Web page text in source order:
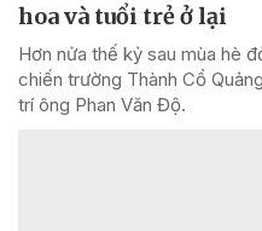
hoa và tuổi trẻ ở lại
Hơn nửa thế kỷ sau mùa hè
chiến trường Thành Cổ
trí ông Phan Văn Độ.